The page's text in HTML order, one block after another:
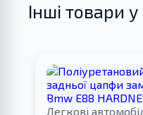
Інші товари у
Легкові